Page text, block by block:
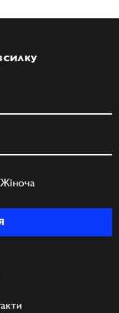
Жіноча